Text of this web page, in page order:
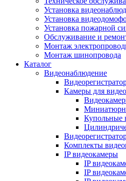
Установка
Установка
Установка пожарной
Обслуживание и
Монтаж
Монтаж шинопровода
Каталог
Видеонаблюдение
Камеры для
Купольные
Комплекты
IP видеокамеры
IP
IP